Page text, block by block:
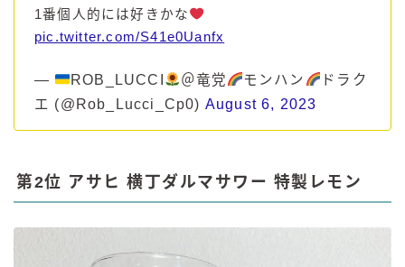
1番個人的には好きかな
pic.twitter.com/S41e0Uanfx
— ROB_LUCCI ＠竜党 モンハン
ドラク
エ (@Rob_Lucci_Cp0) August 6, 2023
第2位 アサヒ 横丁ダルマサワー 特製レモン